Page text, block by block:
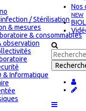
Nos
NEW
/ Stérilisation
& mesures
& consommables
observation
& Informatique